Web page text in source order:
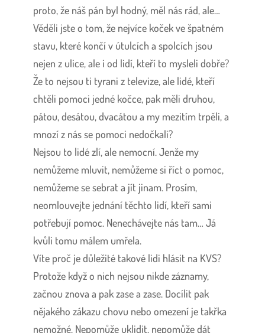
proto, že náš pán byl hodný, měl nás rád, ale…
Věděli jste o tom, že nejvíce koček ve špatném
stavu, které končí v útulcích a spolcích jsou
nejen z ulice, ale i od lidí, kteří to mysleli dobře?
Že to nejsou ti tyrani z televize, ale lidé, kteří
chtěli pomoci jedné kočce, pak měli druhou,
pátou, desátou, dvacátou a my mezitím trpěli, a
mnozí z nás se pomoci nedočkali?
Nejsou to lidé zlí, ale nemocní. Jenže my
nemůžeme mluvit, nemůžeme si říct o pomoc,
nemůžeme se sebrat a jít jinam. Prosím,
neomlouvejte jednání těchto lidí, kteří sami
potřebují pomoc. Nenechávejte nás tam… Já
kvůli tomu málem umřela.
Víte proč je důležité takové lidi hlásit na KVS?
Protože když o nich nejsou nikde záznamy,
začnou znova a pak zase a zase. Docílit pak
nějakého zákazu chovu nebo omezení je takřka
nemožné. Nepomůže uklidit, nepomůže dát